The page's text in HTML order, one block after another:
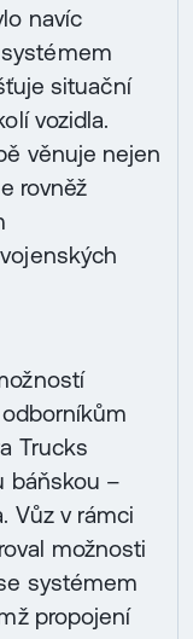
navíc
situační
vozidla.
věnuje nejen
rovněž
Trucks
báňskou –
Vůz v rámci
možnosti
systémem
propojení